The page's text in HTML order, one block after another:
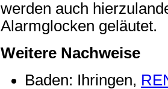
werden auch
Alarmglocken geläutet.
Weitere Nachweise
Baden: Ihringen,